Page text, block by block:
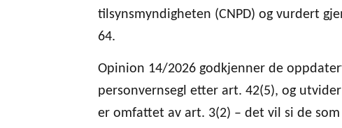
tilsynsmyndigheten (CNPD) og vurdert
64.
Opinion 14/2026 godkjenner de
personvernsegl etter art. 42(5), og
er omfattet av art. 3(2) – det vil si de